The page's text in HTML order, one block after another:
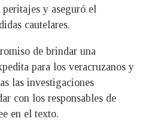
y aseguró el
cautelares.
de brindar una
para los veracruzanos y
las investigaciones
con los responsables de
en el texto.